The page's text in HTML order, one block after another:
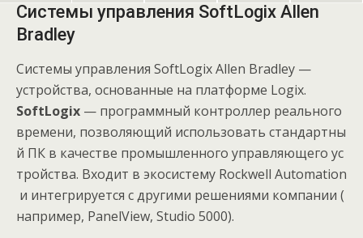
Системы управления SoftLogix Allen
Bradley
Системы управления SoftLogix Allen Bradley —
устройства, основанные на платформе Logix.
SoftLogix — программный контроллер реального
времени, позволяющий использовать стандартны
й ПК в качестве промышленного управляющего ус
тройства. Входит в экосистему Rockwell Automation
и интегрируется сдругими решениями компании (
например, PanelView, Studio 5000).